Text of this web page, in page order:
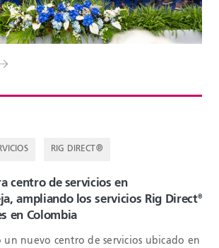
RIG DIRECT®
centro de servicios en
ampliando los servicios Rig Direct®
en Colombia
un nuevo centro de servicios ubicado en